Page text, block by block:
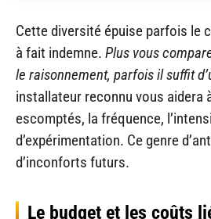
Cette diversité épuise parfois le
à fait indemne. Plus vous
le raisonnement, parfois il suffit
installateur reconnu vous aidera
escomptés, la fréquence,
d’expérimentation. Ce genre
d’inconforts futurs.
Le budget et les coûts